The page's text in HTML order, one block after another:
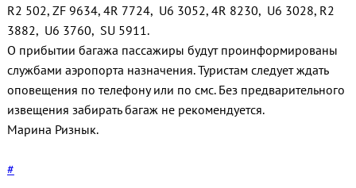
R2 502, ZF 9634, 4R 7724, U6 3052, 4R 8230, U6 3028, R2
3882, U6 3760, SU 5911.
О прибытии багажа пассажиры будут проинформированы
службами аэропорта назначения. Туристам следует ждать
оповещения по телефону или по смс. Без предварительного
извещения забирать багаж не рекомендуется.
Марина Ризнык.
#